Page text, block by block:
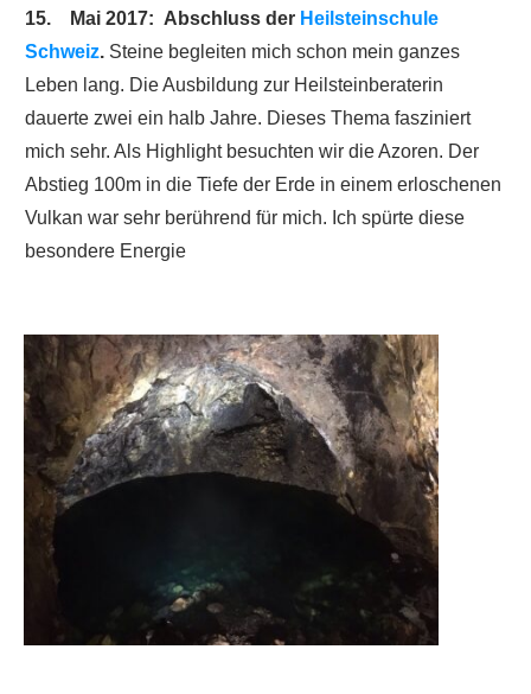
15. Mai 2017: Abschluss der Heilsteinschule
Schweiz. Steine begleiten mich schon mein ganzes
Leben lang. Die Ausbildung zur Heilsteinberaterin
dauerte zwei ein halb Jahre. Dieses Thema fasziniert
mich sehr. Als Highlight besuchten wir die Azoren. Der
Abstieg 100m in die Tiefe der Erde in einem erloschenen
Vulkan war sehr berührend für mich. Ich spürte diese
besondere Energie